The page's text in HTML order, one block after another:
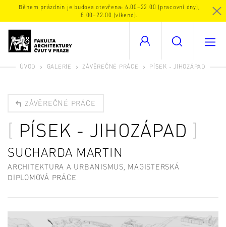
Během prázdnin je budova otevřena: 6.00–22.00 (pracovní dny),
8.00–22.00 (víkend).
ÚVOD GALERIE ZÁVĚREČNÉ PRÁCE PÍSEK - JIHOZÁPAD
ZÁVĚREČNÉ PRÁCE
PÍSEK - JIHOZÁPAD
SUCHARDA MARTIN
ARCHITEKTURA A URBANISMUS, MAGISTERSKÁ
DIPLOMOVÁ PRÁCE